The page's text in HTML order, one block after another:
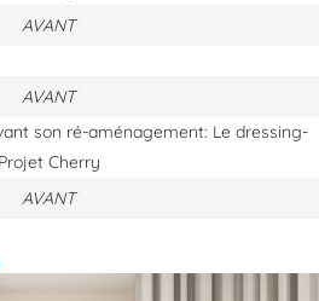
AVANT
AVANT
AVANT